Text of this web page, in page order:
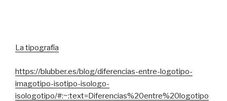
La tipografía
https://blubber.es/blog/diferencias-entre-logotipo-
imagotipo-isotipo-isologo-
isologotipo/#:~:text=Diferencias%20entre%20logotipo